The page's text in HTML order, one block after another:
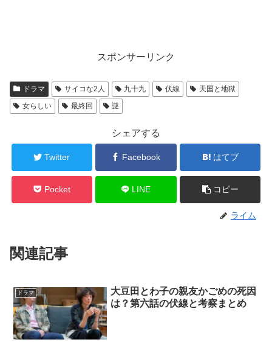
スポンサーリンク
ドラマ サイコな2人 九十九 伏線
天国と地獄
女らしい
最終回 謎
シェアする
Twitter Facebook はてブ
Pocket LINE コピー
ライム
関連記事
ドラマ
大豆田とわ子の親友かごめの死因
は？第六話の伏線と考察まとめ